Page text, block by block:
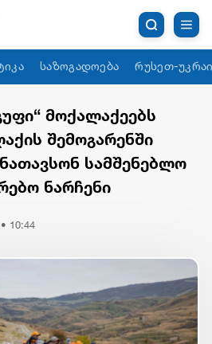
საზოგადოება რუსეთ-
მოქალაქეებს
შემოგარენში
სამშენებლო
ნარჩენი
10:44